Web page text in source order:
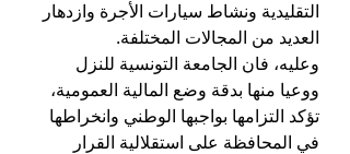
التقليدية ونشاط سيارات الأجرة وازدهار
العديد من المجالات المختلفة.
وعليه، فان الجامعة التونسية للنزل
ووعيا منها بدقة وضع المالية العمومية،
تؤكد التزامها بواجبها الوطني وانخراطها
في المحافظة على استقلالية القرار